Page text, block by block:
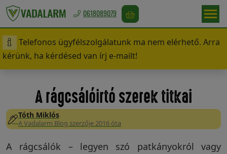
Magyarország
/
Ft
Vadriasztás
0618089079
Telefonos ügyfélszolgálatunk ma nem elérhető. Arra
kérünk, ha kérdésed van írj e-mailt!
A rágcsálóirtó szerek titkai
Tóth Miklós
A Vadalarm Blog szerzője 2016 óta
A rágcsálók – legyen szó patkányokról vagy